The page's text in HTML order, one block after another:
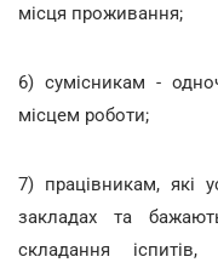
місця проживання;
6) сумісникам -
місцем роботи;
7) працівникам, які
закладах та
складання